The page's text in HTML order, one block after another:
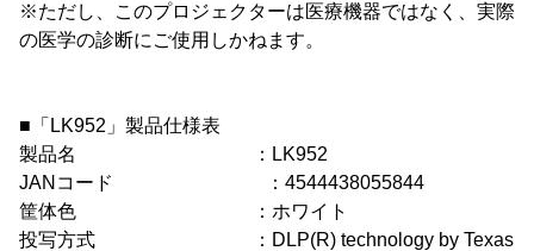
※ただし、このプロジェクターは医療機器ではなく、実際
の医学の診断にご使用しかねます。
■「LK952」製品仕様表
製品名 ：LK952
JANコード ：4544438055844
筐体色 ：ホワイト
投写方式 ：DLP(R) technology by Texas